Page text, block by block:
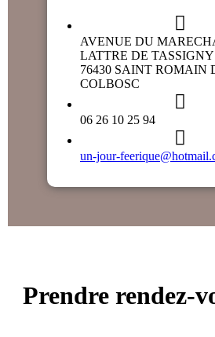
AVENUE DU
LATTRE DE TASSIGNY
76430 SAINT ROMAIN
COLBOSC
06 26 10 25 94
un-jour-
Prendre rendez-